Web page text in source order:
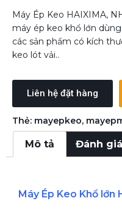
Máy Ép Keo HAIXIMA,
máy ép keo khổ lớn
các sản phẩm có kích
keo lót vải..
Liên hệ đặt hàng
Thẻ: mayepkeo,
Mô tả Đánh
Máy Ép Keo Khổ lớn